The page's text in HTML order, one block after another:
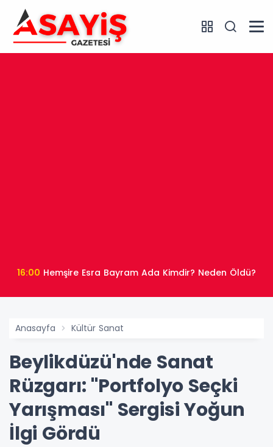
16:00 Hemşire Esra Bayram Ada Kimdir? Neden Öldü?
Anasayfa Kültür Sanat
Beylikdüzü'nde Sanat
Rüzgarı: "Portfolyo Seçki
Yarışması" Sergisi Yoğun
İlgi Gördü